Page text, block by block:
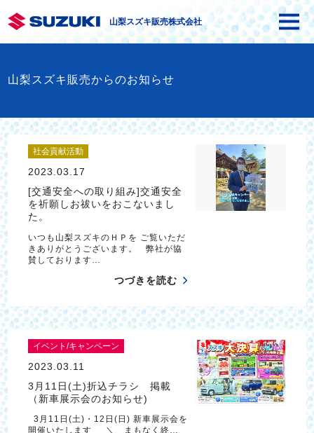
山梨スズキ販売株式会社
山梨スズキ販売からのお知らせ
社会貢献活動
2023.03.17
[交通安全への取り組み]交通安全
を祈願しお祓いをおこないまし
た。
いつも山梨スズキのＨＰを ご覧いただ
きありがとうございます。 弊社が協
賛しております…
つづきを読む
イベント/キャンペーン
2023.03.11
3月11日(土)折込チラシ 掲載
（新車展示会のお知らせ)
3月11日(土)・12日(日) 新車展示会を
開催いたします ＼ まもなく終…